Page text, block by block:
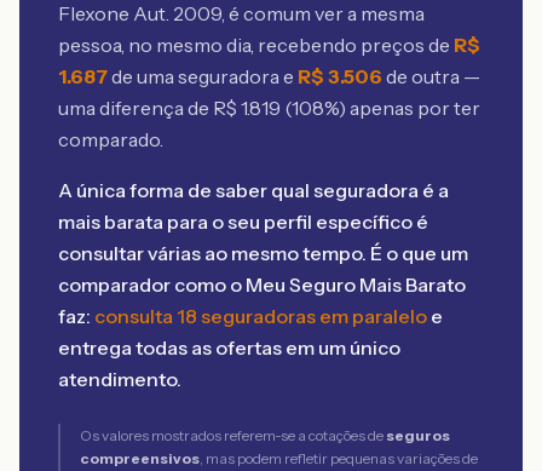
Flexone Aut. 2009, é comum ver a mesma
pessoa, no mesmo dia, recebendo preços de R$
1.687de uma seguradora e R$ 3.506 de outra —
uma diferença de R$ 1.819 (108%) apenas por ter
comparado.
A única forma de saber qual seguradora é a
mais barata para o seu perfil específico é
consultar várias ao mesmo tempo. É o que um
comparador como o Meu Seguro Mais Barato
faz: consulta 18 seguradoras em paralelo e
entrega todas as ofertas em um único
atendimento.
Os valores mostrados referem-se a cotações de seguros
compreensivos, mas podem refletir pequenas variações de